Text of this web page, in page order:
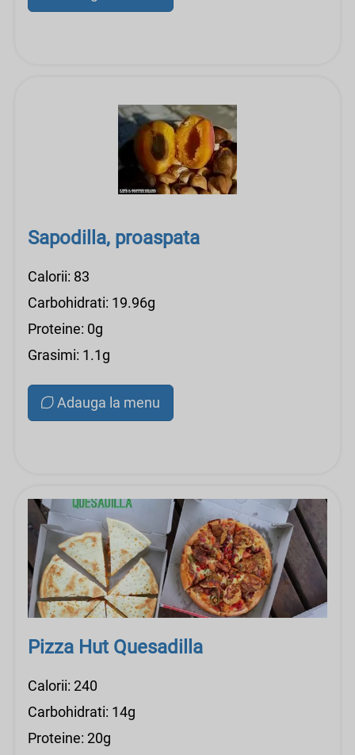
Sapodilla, proaspata
Calorii: 83
Carbohidrati: 19.96g
Proteine: 0g
Grasimi: 1.1g
Adauga la menu
Pizza Hut Quesadilla
Calorii: 240
Carbohidrati: 14g
Proteine: 20g